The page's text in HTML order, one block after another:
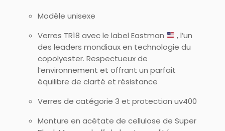
Modèle unisexe
Verres TR18 avec le label Eastman
, l’un
des leaders mondiaux en technologie du
copolyester. Respectueux de
l’environnement et offrant un parfait
équilibre de clarté et résistance
Verres de catégorie 3 et protection uv400
Monture en acétate de cellulose de Super